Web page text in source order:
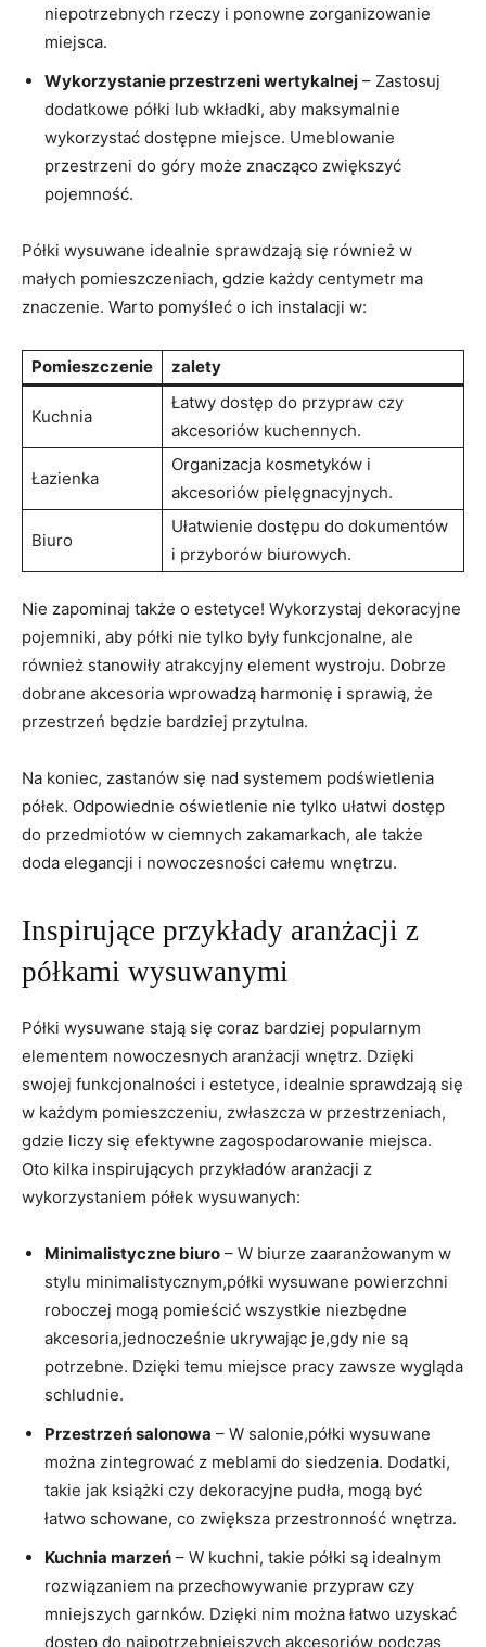
⁣niepotrzebnych rzeczy ⁤i ponowne zorganizowanie
miejsca.
Wykorzystanie⁤ przestrzeni wertykalnej – Zastosuj
dodatkowe półki ⁢lub wkładki, aby maksymalnie
wykorzystać dostępne miejsce. Umeblowanie
przestrzeni do góry może znacząco zwiększyć
pojemność.
Półki wysuwane idealnie ‌sprawdzają⁣ się‌ również​ w
małych pomieszczeniach, gdzie‍ każdy centymetr ⁢ma
znaczenie. Warto ‍pomyśleć o ⁣ich instalacji ‌w:
Pomieszczenie zalety
Kuchnia
Łatwy dostęp do przypraw ⁣czy
akcesoriów kuchennych.
Łazienka
Organizacja kosmetyków i
akcesoriów pielęgnacyjnych.
Biuro
Ułatwienie dostępu do ‌dokumentów​
i ‌przyborów⁤ biurowych.
Nie zapominaj także o estetyce! Wykorzystaj dekoracyjne
​pojemniki, aby⁢ półki nie tylko były funkcjonalne, ale
‌również stanowiły atrakcyjny element wystroju. ​Dobrze
dobrane akcesoria wprowadzą harmonię ‌i sprawią, że
przestrzeń ⁣będzie bardziej przytulna.
Na koniec, ‌zastanów się nad⁤ systemem podświetlenia
półek. Odpowiednie oświetlenie nie ⁤tylko ułatwi dostęp
do przedmiotów w ciemnych‍ zakamarkach, ale także
doda elegancji i nowoczesności‍ całemu wnętrzu.
Inspirujące przykłady⁤ aranżacji⁤ z ​
półkami wysuwanymi
Półki ⁢wysuwane ​stają się coraz bardziej popularnym
elementem nowoczesnych aranżacji wnętrz. Dzięki
swojej funkcjonalności i​ estetyce,‍ idealnie sprawdzają się
w każdym ⁣pomieszczeniu, zwłaszcza ⁢w przestrzeniach,
‍gdzie ⁣liczy się ​efektywne zagospodarowanie miejsca.
Oto kilka inspirujących przykładów​ aranżacji z
wykorzystaniem półek‌ wysuwanych:
Minimalistyczne biuro – W biurze zaaranżowanym‌ w‍
stylu ⁣minimalistycznym,półki wysuwane powierzchni
roboczej mogą pomieścić wszystkie⁣ niezbędne
akcesoria,jednocześnie ukrywając je,gdy nie są
potrzebne. Dzięki‌ temu ⁤miejsce pracy ⁤zawsze wygląda
schludnie.
Przestrzeń salonowa – W salonie,półki​ wysuwane
⁣można zintegrować z meblami⁤ do siedzenia. Dodatki,
takie jak książki czy dekoracyjne pudła, mogą być⁢
łatwo schowane, co zwiększa przestronność wnętrza.
Kuchnia marzeń –‌ W‌ kuchni,⁣ takie półki są idealnym⁣
rozwiązaniem‍ na przechowywanie⁤ przypraw czy
mniejszych ⁣garnków. Dzięki nim⁤ można łatwo uzyskać
dostęp do najpotrzebniejszych‌ akcesoriów podczas